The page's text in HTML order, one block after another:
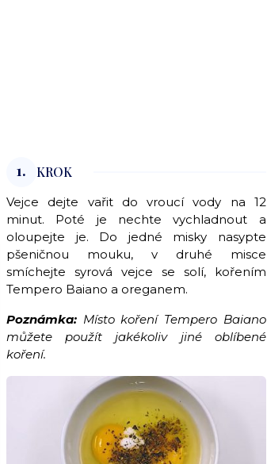
1. KROK
Vejce dejte vařit do vroucí vody na 12
minut. Poté je nechte vychladnout a
oloupejte je. Do jedné misky nasypte
pšeničnou mouku, v druhé misce
smíchejte syrová vejce se solí, kořením
Tempero Baiano a oreganem.
Poznámka: Místo koření Tempero Baiano
můžete použít jakékoliv jiné oblíbené
koření.